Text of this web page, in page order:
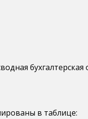
бухгалтерская
в таблице: